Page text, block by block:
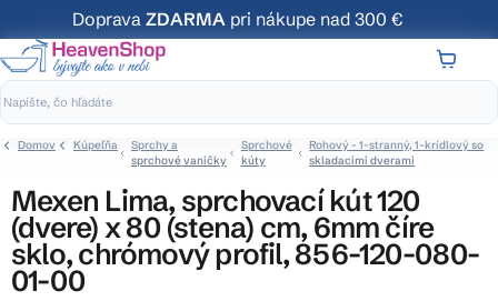
na
obsah
Doprava ZDARMA pri nákupe nad 300 €
Domov Kúpeľňa
Sprchy a
sprchové vaničky
Sprchové
kúty
Rohový - 1-stranný, 1-krídlový so
skladacími dverami
Mexen Lima, sprchovací kút 120
(dvere) x 80 (stena) cm, 6mm číre
sklo, chrómový profil, 856-120-080-
01-00